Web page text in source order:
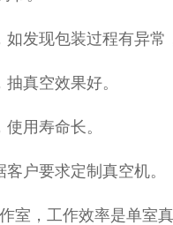
发现包装过程有异常
真空效果好。
用寿命长。
户要求定制真空机。
室，工作效率是单室真